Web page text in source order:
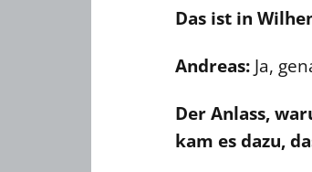
Das ist in
Andreas: Ja,
Der Anlass,
kam es dazu,